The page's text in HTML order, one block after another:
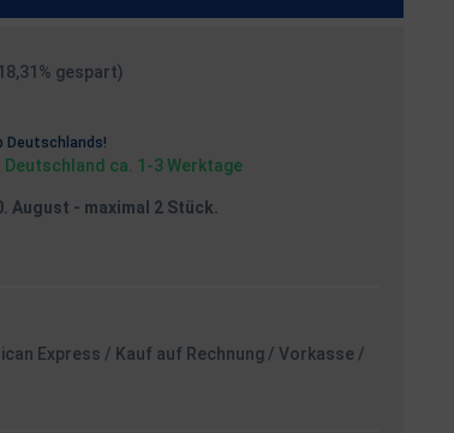
gespart)
Deutschlands!
ca. 1-3 Werktage
August - maximal 2 Stück.
Express / Kauf auf Rechnung / Vorkasse /